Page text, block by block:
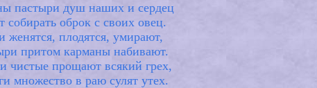
пастыри душ наших и сердец
собирать оброк с своих овец.
женятся, плодятся, умирают,
притом карманы набивают.
чистые прощают всякий грех,
множество в раю сулят утех.